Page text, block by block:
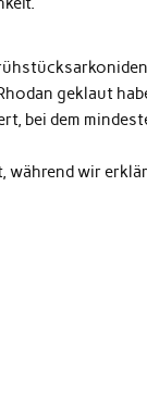
geklaut
bei dem
während wir